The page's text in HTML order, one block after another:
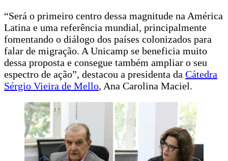
“Será o primeiro centro dessa magnitude na América
Latina e uma referência mundial, principalmente
fomentando o diálogo dos países colonizados para
falar de migração. A Unicamp se beneficia muito
dessa proposta e consegue também ampliar o seu
espectro de ação”, destacou a presidenta da Cátedra
Sérgio Vieira de Mello, Ana Carolina Maciel.